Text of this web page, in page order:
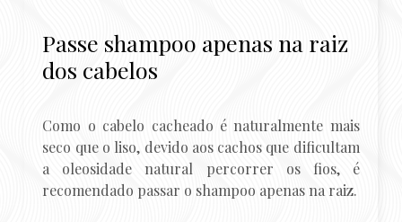
Passe shampoo apenas na raiz
dos cabelos
Como o cabelo cacheado é naturalmente mais
seco que o liso, devido aos cachos que dificultam
a oleosidade natural percorrer os fios, é
recomendado passar o shampoo apenas na raiz.